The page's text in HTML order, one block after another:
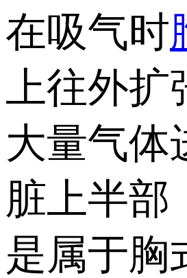
在吸气时
上往外扩
大量气体
脏上半部
是属于胸